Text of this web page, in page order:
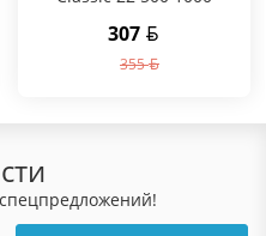
307
355